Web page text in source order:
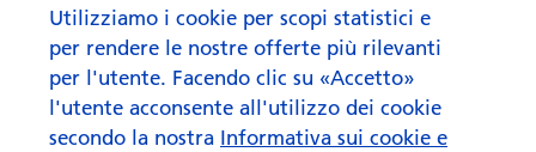
Utilizziamo i cookie per scopi statistici e
per rendere le nostre offerte più rilevanti
per l'utente. Facendo clic su «Accetto»
l'utente acconsente all'utilizzo dei cookie
secondo la nostra Informativa sui cookie e